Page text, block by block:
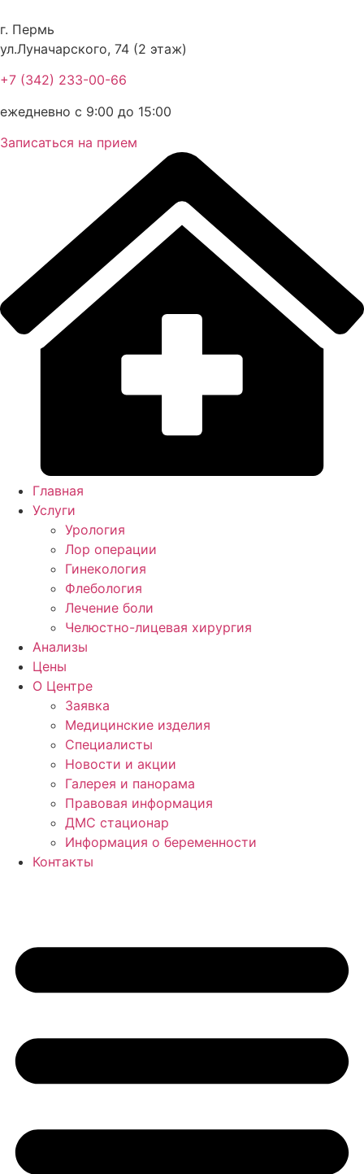
к
содержимому
г. Пермь
ул.Луначарского, 74 (2 этаж)
+7 (342) 233-00-66
ежедневно с 9:00 до 15:00
Записаться на прием
Главная
Услуги
Урология
Лор операции
Гинекология
Флебология
Лечение боли
Челюстно-лицевая хирургия
Анализы
Цены
О Центре
Заявка
Медицинские изделия
Специалисты
Новости и акции
Галерея и панорама
Правовая информация
ДМС стационар
Информация о беременности
Контакты